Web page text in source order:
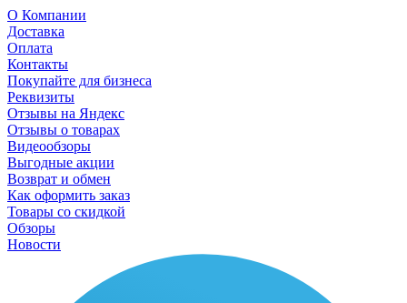
О Компании
Доставка
Оплата
Контакты
Покупайте для бизнеса
Реквизиты
Отзывы на Яндекс
Отзывы о товарах
Видеообзоры
Выгодные акции
Возврат и обмен
Как оформить заказ
Товары со скидкой
Обзоры
Новости